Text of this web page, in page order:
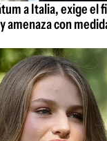
a Italia, exige el
con